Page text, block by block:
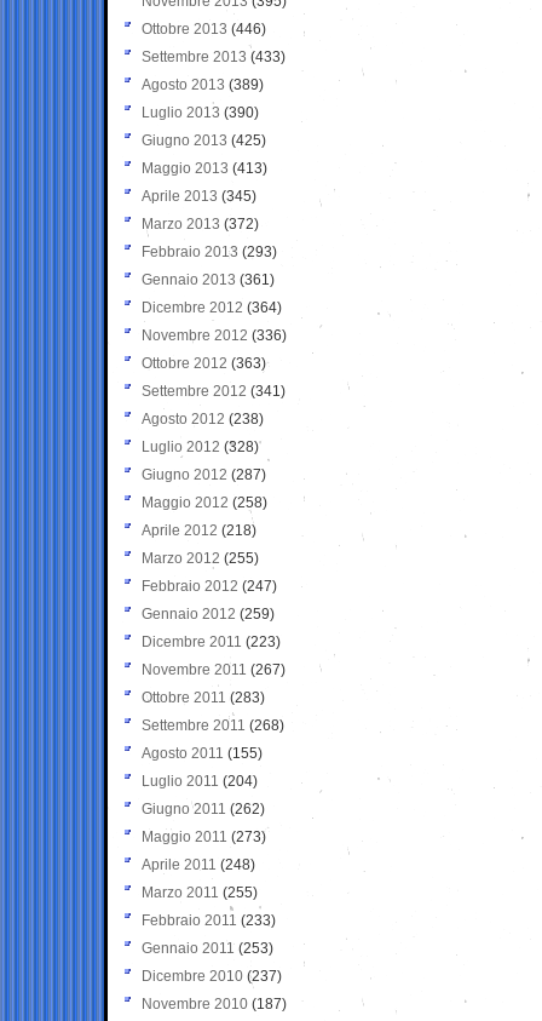
Ottobre 2013 (446)
Settembre 2013 (433)
Agosto 2013 (389)
Luglio 2013 (390)
Giugno 2013 (425)
Maggio 2013 (413)
Aprile 2013 (345)
Marzo 2013 (372)
Febbraio 2013 (293)
Gennaio 2013 (361)
Dicembre 2012 (364)
Novembre 2012 (336)
Ottobre 2012 (363)
Settembre 2012 (341)
Agosto 2012 (238)
Luglio 2012 (328)
Giugno 2012 (287)
Maggio 2012 (258)
Aprile 2012 (218)
Marzo 2012 (255)
Febbraio 2012 (247)
Gennaio 2012 (259)
Dicembre 2011 (223)
Novembre 2011 (267)
Ottobre 2011 (283)
Settembre 2011 (268)
Agosto 2011 (155)
Luglio 2011 (204)
Giugno 2011 (262)
Maggio 2011 (273)
Aprile 2011 (248)
Marzo 2011 (255)
Febbraio 2011 (233)
Gennaio 2011 (253)
Dicembre 2010 (237)
Novembre 2010 (187)